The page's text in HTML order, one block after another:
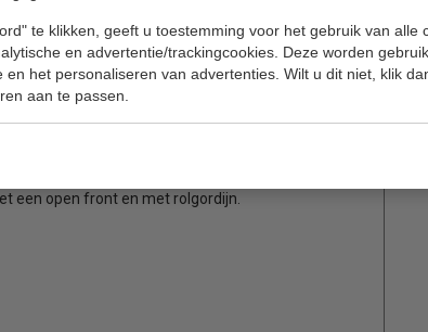
te klikken, geeft u toestemming voor het gebruik van alle
en advertentie/trackingcookies. Deze worden
en het personaliseren van advertenties. Wilt u dit niet, klik
aan te passen.
wit.
een diepte van slechts 665 mm.
De 4 schappen zijn in hoogte en neiging
een open front en met rolgordijn.